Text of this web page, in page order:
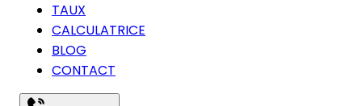
TAUX
CALCULATRICE
BLOG
CONTACT